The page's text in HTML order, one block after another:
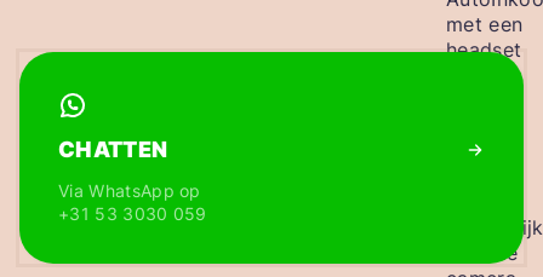
CHATTEN
Via WhatsApp op
+31 53 3030 059